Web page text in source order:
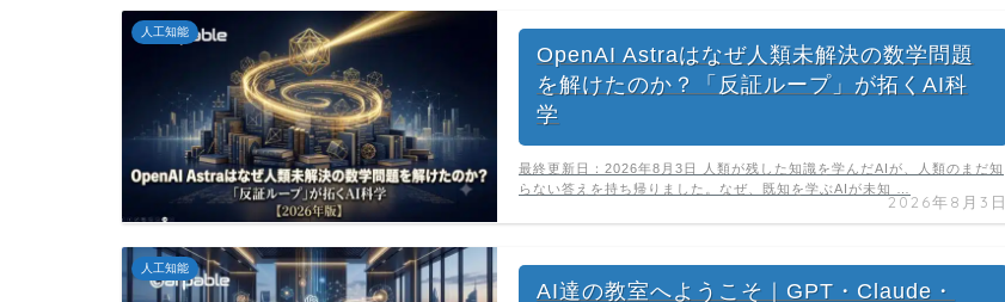
人工知能
OpenAI Astraはなぜ人類未解決の数学問題
を解けたのか？「反証ループ」が拓くAI科
学
2026年8月3日
最終更新日：2026年8月3日 人類が残した知識を学んだAIが、人類のまだ知
らない答えを持ち帰りました。なぜ、既知を学ぶAIが未知 …
人工知能
AI達の教室へようこそ｜GPT・Claude・